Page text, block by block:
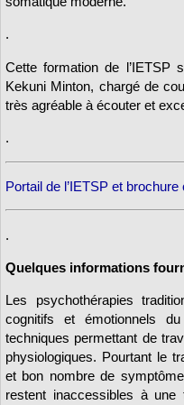
.
Cette formation de l’IETSP
Kekuni Minton, chargé de
très agréable à écouter et
.
Portail de l’IETSP et
.
Quelques informations
Les psychothérapies
cognitifs et émotionnels
techniques permettant de
physiologiques. Pourtant le
et bon nombre de
restent inaccessibles à